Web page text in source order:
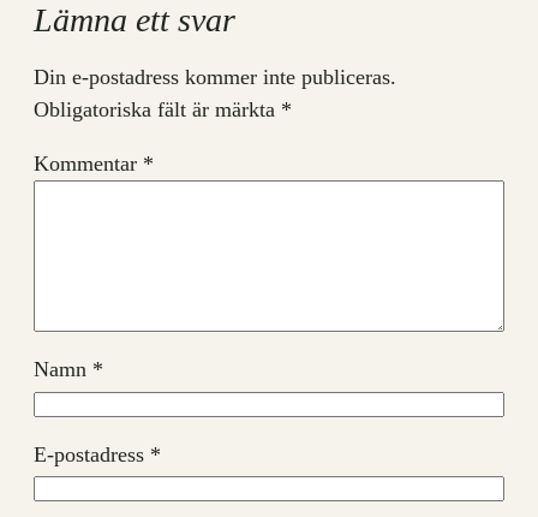
Lämna ett svar
Din e-postadress kommer inte publiceras.
Obligatoriska fält är märkta *
Kommentar *
Namn *
E-postadress *